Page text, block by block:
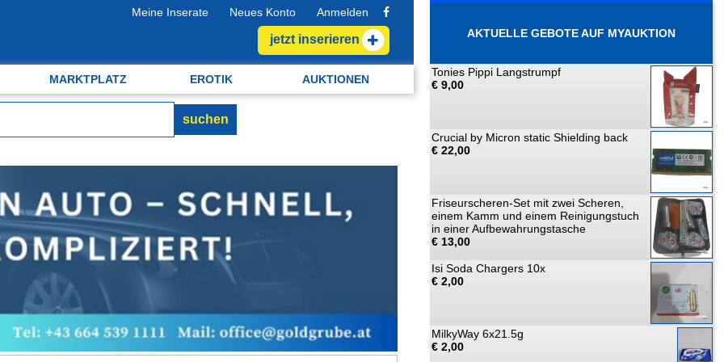
Meine Inserate Neues Konto Anmelden
jetzt inserieren
MARKTPLATZ EROTIK AUKTIONEN
suchen
AKTUELLE GEBOTE AUF MYAUKTION
Tonies Pippi Langstrumpf
€ 9,00
Crucial by Micron static Shielding back
€ 22,00
Friseurscheren-Set mit zwei Scheren,
einem Kamm und einem Reinigungstuch
in einer Aufbewahrungstasche
€ 13,00
Isi Soda Chargers 10x
€ 2,00
MilkyWay 6x21.5g
€ 2,00